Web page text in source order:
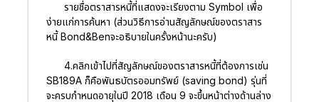
รายชื่อตราสารหนี้ที่แสดงจะเรียงตาม Symbol เพื่อ
ง่ายแก่การค้นหา (ส่วนวิธีการอ่านสัญลักษณ์ของตราสาร
หนี้ Bond&Benจะอธิบายในครั้งหน้านะครับ)
4.คลิกเข้าไปที่สัญลักษณ์ของตราสารหนี้ที่ต้องการเช่น
SB189A ก็คือพันธบัตรออมทรัพย์ (saving bond) รุ่นที่
จะครบกำหนดอายุในปี 2018 เดือน 9 จะขึ้นหน้าต่างด้านล่าง